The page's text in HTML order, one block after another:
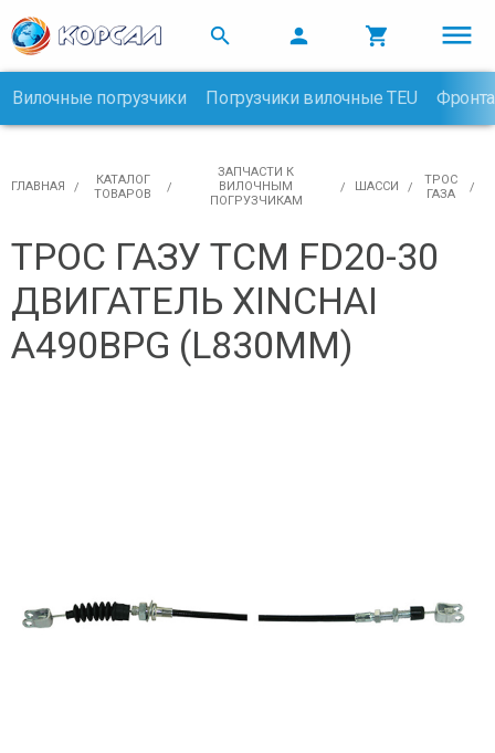
  
Вилочные погрузчики Погрузчики вилочные TEU
ГЛАВНАЯ
КАТАЛОГ
ТОВАРОВ
ЗАПЧАСТИ К
ВИЛОЧНЫМ
ПОГРУЗЧИКАМ
ШАССИ
ТРОС
ГАЗА
ТРОС ГАЗУ TCM FD20-30
ДВИГАТЕЛЬ XINCHAI
A490BPG (L830ММ)